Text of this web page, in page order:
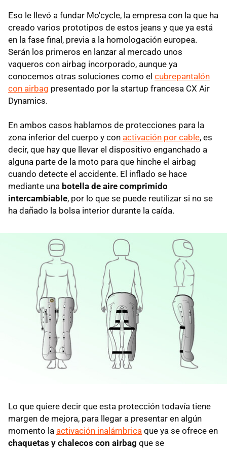
Eso le llevó a fundar Mo'cycle, la empresa con la que ha
creado varios prototipos de estos jeans y que ya está
en la fase final, previa a la homologación europea.
Serán los primeros en lanzar al mercado unos
vaqueros con airbag incorporado, aunque ya
conocemos otras soluciones como el cubrepantalón
con airbag presentado por la startup francesa CX Air
Dynamics.
En ambos casos hablamos de protecciones para la
zona inferior del cuerpo y con activación por cable, es
decir, que hay que llevar el dispositivo enganchado a
alguna parte de la moto para que hinche el airbag
cuando detecte el accidente. El inflado se hace
mediante una botella de aire comprimido
intercambiable, por lo que se puede reutilizar si no se
ha dañado la bolsa interior durante la caída.
Lo que quiere decir que esta protección todavía tiene
margen de mejora, para llegar a presentar en algún
momento la activación inalámbrica que ya se ofrece en
chaquetas y chalecos con airbag que se